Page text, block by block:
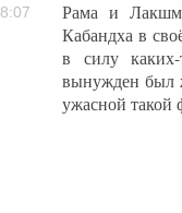
Рама и
Кабандха в
в силу
вынужден был
ужасной такой